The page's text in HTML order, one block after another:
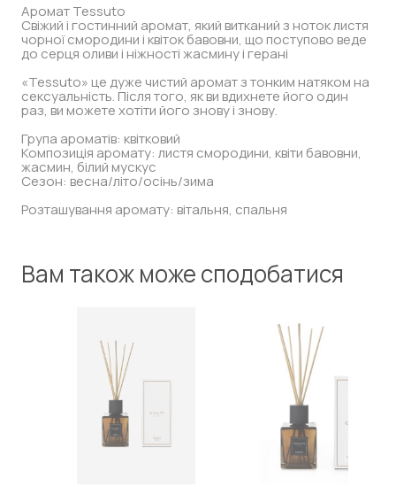
Аромат Tessutо
Cвіжий і гостинний аромат, який витканий з ноток листя
чорної смородини і квіток бавовни, що поступово веде
до серця оливи і ніжності жасмину і герані
«Tessutо» це дуже чистий аромат з тонким натяком на
сексуальність. Після того, як ви вдихнете його один
раз, ви можете хотіти його знову і знову.
Група ароматів: квітковий
Композиція аромату: листя смородини, квіти бавовни,
жасмин, білий мускус
Сезон: весна/літо/осінь/зима
Розташування аромату: вітальня, спальня
Вам також може сподобатися